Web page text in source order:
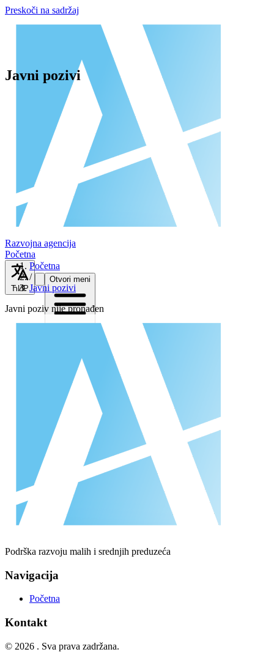
Preskoči na sadržaj
Razvojna agencija
Početna
ЋИР
Otvori meni
Javni pozivi
Početna
/
Javni pozivi
Javni poziv nije pronađen
Podrška razvoju malih i srednjih preduzeća
Navigacija
Početna
Kontakt
© 2026 . Sva prava zadržana.